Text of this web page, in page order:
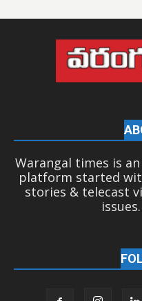
Warangal times is
platform started
stories & telecast
issues.